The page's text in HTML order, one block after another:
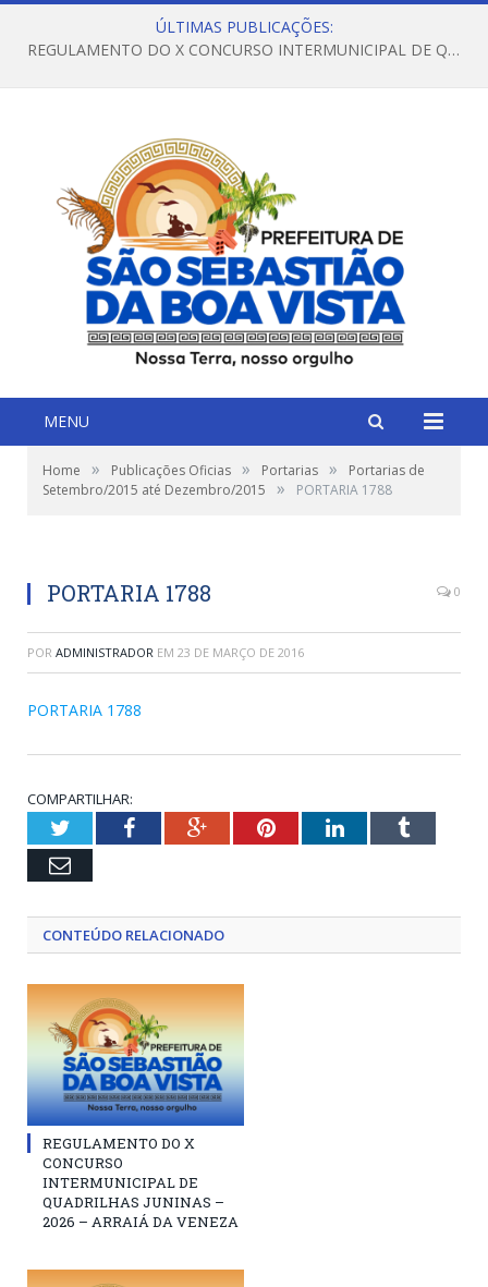
ÚLTIMAS PUBLICAÇÕES:
REGULAMENTO DO X CONCURSO INTERMUNICIPAL DE QUADRILHAS JUNINAS – 2026 – ARRAIÁ DA VENEZA
MENU
Home » Publicações Oficias » Portarias »
Portarias de
Setembro/2015 até Dezembro/2015
» PORTARIA 1788
PORTARIA 1788 0
POR ADMINISTRADOR EM 23 DE MARÇO DE 2016
PORTARIA 1788
COMPARTILHAR:
TwitterFacebookGoogle+PinterestLinkedInTumblr
Email
CONTEÚDO RELACIONADO
REGULAMENTO DO X
CONCURSO
INTERMUNICIPAL DE
QUADRILHAS JUNINAS –
2026 – ARRAIÁ DA VENEZA